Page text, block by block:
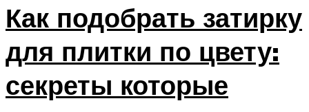
Как подобрать затирку
для плитки по цвету:
секреты которые